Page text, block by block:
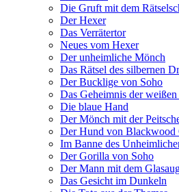
Die Gruft mit dem
Der Hexer
Das Verrätertor
Neues vom Hexer
Der unheimliche Mönch
Das Rätsel des silbernen
Der Bucklige von Soho
Das Geheimnis der
Die blaue Hand
Der Mönch mit der
Der Hund von Blackwood
Im Banne des
Der Gorilla von Soho
Der Mann mit dem
Das Gesicht im Dunkeln